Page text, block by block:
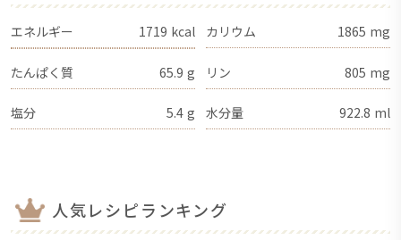
エネルギー 1719 kcal カリウム 1865 mg
たんぱく質 65.9 g リン 805 mg
塩分 5.4 g 水分量 922.8 ml
人気レシピランキング